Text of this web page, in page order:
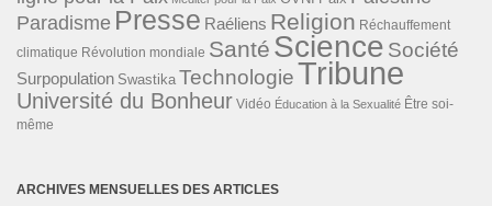
Paradisme Presse Raéliens Religion Réchauffement
climatique Révolution mondiale Santé Science Société
Surpopulation Swastika TechnologieTribune
Université du Bonheur Vidéo Éducation à la Sexualité Être soi-
même
ARCHIVES MENSUELLES DES ARTICLES